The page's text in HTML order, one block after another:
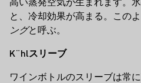
と、冷却効果が高まる。この
ングと呼ぶ。
K¨hlスリーブ
ワインボトルのスリーブは常